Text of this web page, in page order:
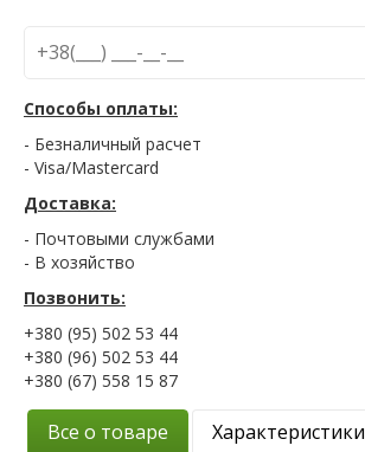
Способы оплаты:
- Безналичный расчет
- Visa/Mastercard
Доставка:
- Почтовыми службами
- В хозяйство
Позвонить:
+380 (95) 502 53 44
+380 (96) 502 53 44
+380 (67) 558 15 87
Все о товаре Характеристики